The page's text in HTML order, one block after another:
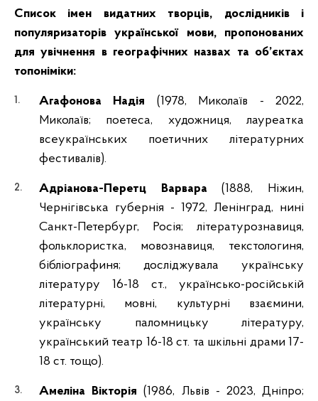
Список імен видатних творців, дослідників і
популяризаторів української мови, пропонованих
для увічнення в географічних назвах та об’єктах
топоніміки:
Агафонова Надія (1978, Миколаїв - 2022,
Миколаїв; поетеса, художниця, лауреатка
всеукраїнських поетичних літературних
фестивалів).
Адріанова-Перетц Варвара (1888, Ніжин,
Чернігівська губернія - 1972, Ленінград, нині
Санкт-Петербург, Росія; літературознавиця,
фольклористка, мовознавиця, текстологиня,
бібліографиня; досліджувала українську
літературу 16-18 ст., українсько-російській
літературні, мовні, культурні взаємини,
українську паломницьку літературу,
український театр 16-18 ст. та шкільні драми 17-
18 ст. тощо).
Амеліна Вікторія(1986, Львів - 2023, Дніпро;